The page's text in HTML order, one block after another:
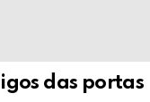
das portas